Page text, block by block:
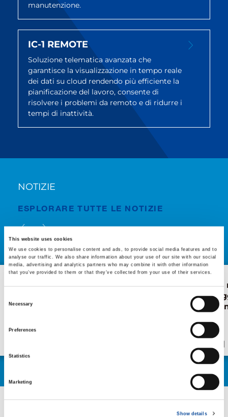
This website uses cookies
We use cookies to personalise content and ads, to provide social media features and to
analyse our traffic. We also share information about your use of our site with our social
media, advertising and analytics partners who may combine it with other information
that you’ve provided to them or that they’ve collected from your use of their services.
Necessary
Preferences
Statistics
Marketing
Show details
manutenzione.
IC-1 REMOTE
Soluzione telematica avanzata che
garantisce la visualizzazione in tempo reale
dei dati su cloud rendendo più efficiente la
pianificazione del lavoro, consente di
risolvere i problemi da remoto e di ridurre i
tempi di inattività.
NOTIZIE
ESPLORARE TUTTE LE NOTIZIE
Pubblicazione
Precisione
per il
ruota